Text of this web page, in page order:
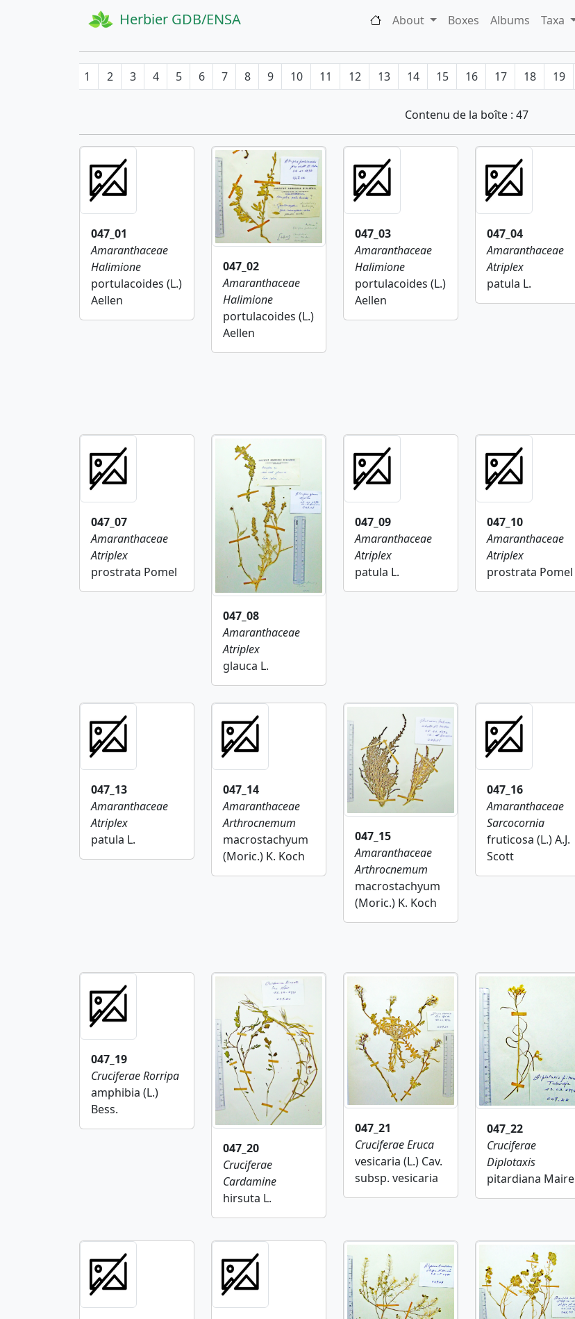
Herbier GDB/ENSA About Boxes Albums Taxa
1 2 3 4 5 6 7 8 9 10 11 12 13 14 15 16 17 18 19
Contenu de la boîte : 47
047_01
Amaranthaceae
Halimione
portulacoides (L.)
Aellen
047_02
Amaranthaceae
Halimione
portulacoides (L.)
Aellen
047_03
Amaranthaceae
Halimione
portulacoides (L.)
Aellen
047_04
Amaranthaceae
Atriplex
patula L.
047_07
Amaranthaceae
Atriplex
prostrata Pomel
047_08
Amaranthaceae
Atriplex
glauca L.
047_09
Amaranthaceae
Atriplex
patula L.
047_10
Amaranthaceae
Atriplex
prostrata Pomel
047_13
Amaranthaceae
Atriplex
patula L.
047_14
Amaranthaceae
Arthrocnemum
macrostachyum
(Moric.) K. Koch
047_15
Amaranthaceae
Arthrocnemum
macrostachyum
(Moric.) K. Koch
047_16
Amaranthaceae
Sarcocornia
fruticosa (L.) A.J.
Scott
047_19
CruciferaeRorripa
amphibia (L.)
Bess.
047_20
Cruciferae
Cardamine
hirsuta L.
047_21
CruciferaeEruca
vesicaria (L.) Cav.
subsp. vesicaria
047_22
Cruciferae
Diplotaxis
pitardiana Maire